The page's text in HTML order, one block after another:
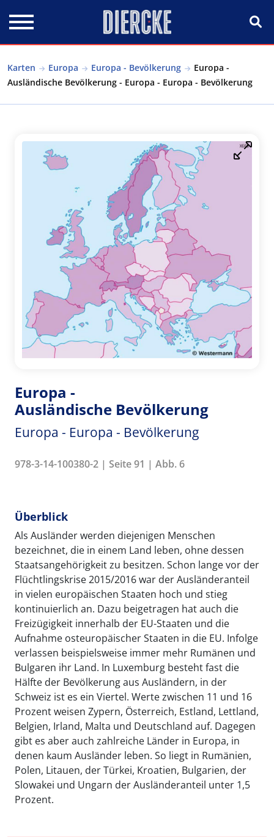
Karten Europa Europa - Bevölkerung
Europa -
Ausländische Bevölkerung - Europa - Europa - Bevölkerung
Europa -
Ausländische Bevölkerung
Europa - Europa - Bevölkerung
978-3-14-100380-2 | Seite 91 | Abb. 6
Überblick
Als Ausländer werden diejenigen Menschen
bezeichnet, die in einem Land leben, ohne dessen
Staatsangehörigkeit zu besitzen. Schon lange vor der
Flüchtlingskrise 2015/2016 war der Ausländeranteil
in vielen europäischen Staaten hoch und stieg
kontinuierlich an. Dazu beigetragen hat auch die
Freizügigkeit innerhalb der EU-Staaten und die
Aufnahme osteuropäischer Staaten in die EU. Infolge
verlassen beispielsweise immer mehr Rumänen und
Bulgaren ihr Land. In Luxemburg besteht fast die
Hälfte der Bevölkerung aus Ausländern, in der
Schweiz ist es ein Viertel. Werte zwischen 11 und 16
Prozent weisen Zypern, Österreich, Estland, Lettland,
Belgien, Irland, Malta und Deutschland auf. Dagegen
gibt es aber auch zahlreiche Länder in Europa, in
denen kaum Ausländer leben. So liegt in Rumänien,
Polen, Litauen, der Türkei, Kroatien, Bulgarien, der
Slowakei und Ungarn der Ausländeranteil unter 1,5
Prozent.